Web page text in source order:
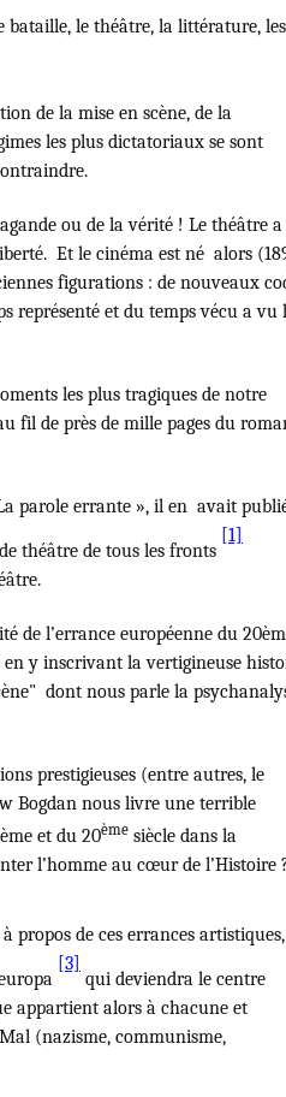
bataille, le théâtre, la littérature, les
de la mise en scène, de la
les plus dictatoriaux se sont
ou de la vérité ! Le théâtre a
Et le cinéma est né alors
figurations : de nouveaux
représenté et du temps vécu a vu
les plus tragiques de notre
fil de près de mille pages du
parole errante », il en avait
théâtre de tous les fronts
[1]
de l’errance européenne du
en y inscrivant la vertigineuse
dont nous parle la
prestigieuses (entre autres, le
Bogdan nous livre une terrible
et du 20ème siècle dans la
l’homme au cœur de l’Histoire
propos de ces errances artistiques,
[3]
qui deviendra le centre
appartient alors à chacune et
(nazisme, communisme,